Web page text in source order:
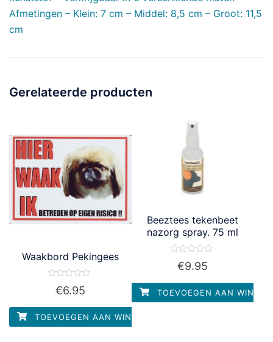
Afmetingen – Klein: 7 cm – Middel: 8,5 cm – Groot: 11,5
cm
Gerelateerde producten
Waakbord Pekingees
Waardering
5
€6.95
TOEVOEGEN AAN WINKELWAGEN
Beeztees tekenbeet
nazorg spray. 75 ml
Waardering
5
€9.95
TOEVOEGEN AAN